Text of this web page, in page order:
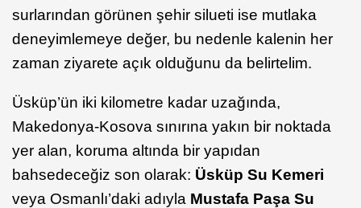
surlarından görünen şehir silueti ise mutlaka
deneyimlemeye değer, bu nedenle kalenin her
zaman ziyarete açık olduğunu da belirtelim.
Üsküp’ün iki kilometre kadar uzağında,
Makedonya-Kosova sınırına yakın bir noktada
yer alan, koruma altında bir yapıdan
bahsedeceğiz son olarak: Üsküp Su Kemeri
veya Osmanlı’daki adıyla Mustafa Paşa Su